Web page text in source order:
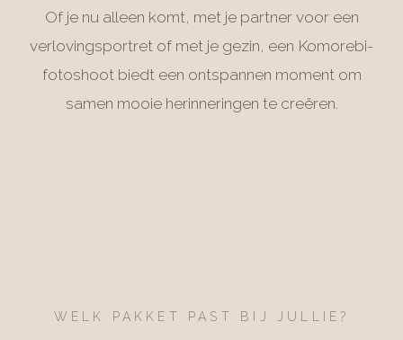
Of je nu alleen komt, met je partner voor een
verlovingsportret of met je gezin, een Komorebi-
fotoshoot biedt een ontspannen moment om
samen mooie herinneringen te creëren.
WELK PAKKET PAST BIJ JULLIE?